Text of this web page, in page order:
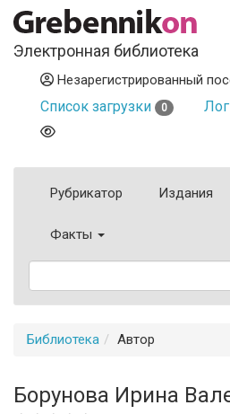
Электронная библиотека
Незарегистрированный
Список загрузки 0
Рубрикатор Издания
Факты
Библиотека Автор
Борунова Ирина